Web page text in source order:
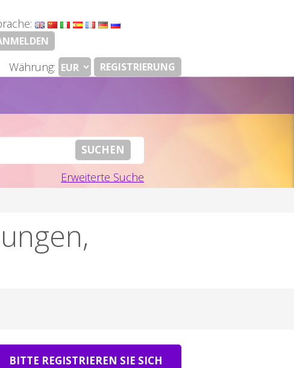
Währung: REGISTRIERUNG
Erweiterte Suche
BITTE REGISTRIEREN SIE SICH